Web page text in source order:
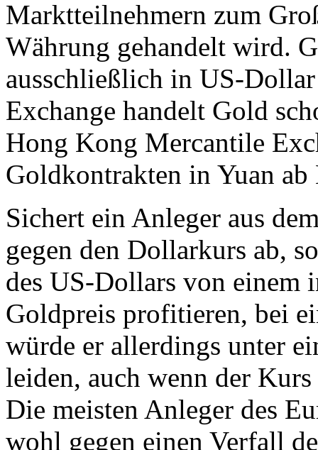
Marktteilnehmern zum
Währung gehandelt wird.
ausschließlich in US-
Exchange handelt Gold
Hong Kong Mercantile
Goldkontrakten in Yuan ab
Sichert ein Anleger aus
gegen den Dollarkurs ab,
des US-Dollars von einem
Goldpreis profitieren, bei
würde er allerdings unter
leiden, auch wenn der
Die meisten Anleger des
wohl gegen einen Verfall